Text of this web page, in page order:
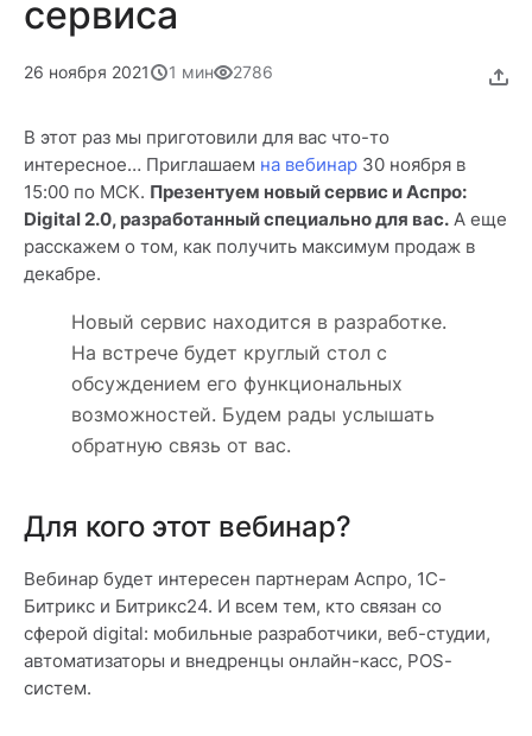
сервиса
26 ноября 2021 1 мин 2786
В этот раз мы приготовили для вас что-то
интересное… Приглашаем на вебинар 30 ноября в
15:00 по МСК. Презентуем новый сервис и Аспро:
Digital 2.0, разработанный специально для вас. А еще
расскажем о том, как получить максимум продаж в
декабре.
Новый сервис находится в разработке.
На встрече будет круглый стол с
обсуждением его функциональных
возможностей. Будем рады услышать
обратную связь от вас.
Для кого этот вебинар?
Вебинар будет интересен партнерам Аспро, 1С-
Битрикс и Битрикс24. И всем тем, кто связан со
сферой digital: мобильные разработчики, веб-студии,
автоматизаторы и внедренцы онлайн-касс, POS-
систем.